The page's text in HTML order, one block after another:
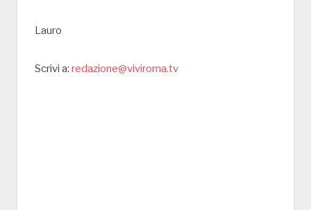
Lauro
Scrivi a: redazione@viviroma.tv